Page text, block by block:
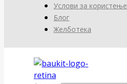
Услови за користење
Блог
Желботека